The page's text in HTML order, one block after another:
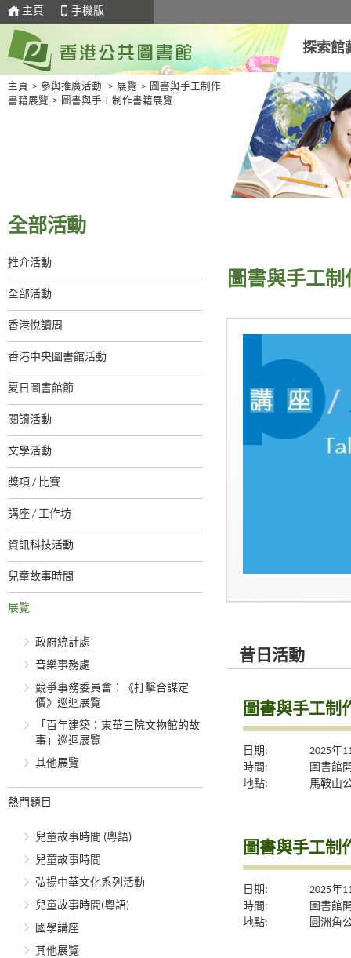
主頁 手機版
探索館
主頁 > 參與推廣活動 > 展覽 > 圖書與手工制作
書籍展覽 > 圖書與手工制作書籍展覽
全部活動
推介活動
全部活動
香港悅讀周
香港中央圖書館活動
夏日圖書館節
閱讀活動
文學活動
獎項 / 比賽
講座 / 工作坊
資訊科技活動
兒童故事時間
展覽
政府統計處
音樂事務處
競爭事務委員會：《打擊合謀定
價》巡迴展覽
「百年建築：東華三院文物館的故
事」巡迴展覽
其他展覽
熱門題目
兒童故事時間 (粵語)
兒童故事時間
弘揚中華文化系列活動
兒童故事時間(粵語)
國學講座
其他展覽
圖書與手工
昔日活動
圖書與手工制
日期:
2025年
時間:
圖書館
地點:
馬鞍山
圖書與手工制
日期:
2025年
時間:
圖書館
地點:
圓洲角